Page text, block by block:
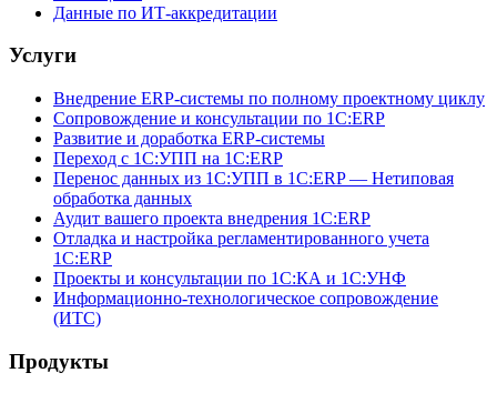
Данные по ИТ-аккредитации
Услуги
Внедрение ERP-системы по полному проектному циклу
Сопровождение и консультации по 1C:ERP
Развитие и доработка ERP-системы
Переход с 1С:УПП на 1С:ERP
Перенос данных из 1С:УПП в 1С:ERP — Нетиповая
обработка данных
Аудит вашего проекта внедрения 1С:ERP
Отладка и настройка регламентированного учета
1С:ERP
Проекты и консультации по 1С:КА и 1С:УНФ
Информационно-технологическое сопровождение
(ИТС)
Продукты